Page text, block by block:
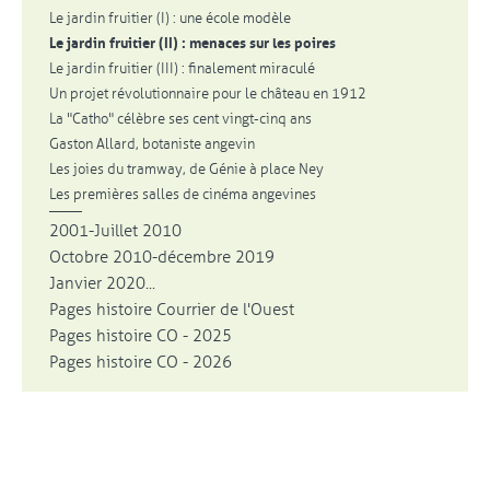
Le jardin fruitier (I) : une école modèle
Le jardin fruitier (II) : menaces sur les poires
Le jardin fruitier (III) : finalement miraculé
Un projet révolutionnaire pour le château en 1912
La "Catho" célèbre ses cent vingt-cinq ans
Gaston Allard, botaniste angevin
Les joies du tramway, de Génie à place Ney
Les premières salles de cinéma angevines
2001-Juillet 2010
Octobre 2010-décembre 2019
Janvier 2020...
Pages histoire Courrier de l'Ouest
Pages histoire CO - 2025
Pages histoire CO - 2026